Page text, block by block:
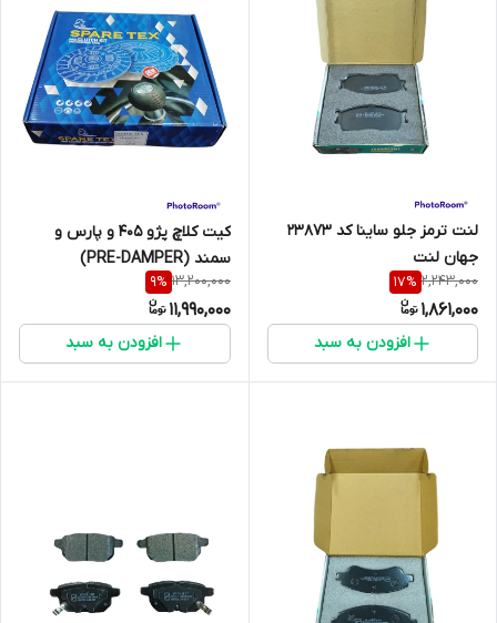
لنت ترمز جلو ساینا کد 23873
جهان لنت
2,243,000
17%
1,861,000
افزودن به سبد
کیت کلاچ پژو 405 و پارس و
سمند (PRE-DAMPER)
صفحه ( دارای ضمانت )
13,200,000
9%
11,990,000
افزودن به سبد